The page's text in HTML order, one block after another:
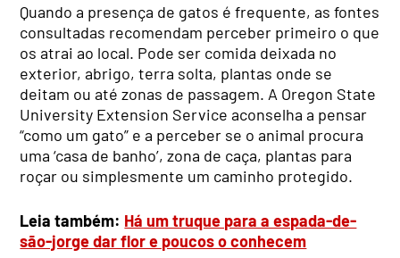
Quando a presença de gatos é frequente, as fontes
consultadas recomendam perceber primeiro o que
os atrai ao local. Pode ser comida deixada no
exterior, abrigo, terra solta, plantas onde se
deitam ou até zonas de passagem. A Oregon State
University Extension Service aconselha a pensar
“como um gato” e a perceber se o animal procura
uma ‘casa de banho’, zona de caça, plantas para
roçar ou simplesmente um caminho protegido.
Leia também: Há um truque para a espada-de-
são-jorge dar flor e poucos o conhecem